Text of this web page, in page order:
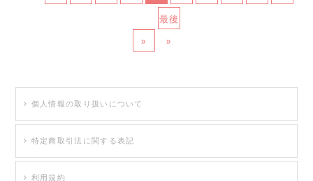
»
最後
»
個人情報の取り扱いについて
特定商取引法に関する表記
利用規約